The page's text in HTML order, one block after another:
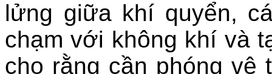
lửng giữa khí quyển,
chạm với không khí và
cho rằng cần phóng vệ